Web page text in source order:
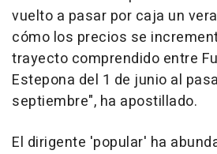
vuelto a pasar por caja un
cómo los precios se
trayecto comprendido entre
Estepona del 1 de junio al
septiembre", ha apostillado.
El dirigente 'popular' ha